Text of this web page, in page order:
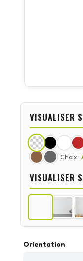
Orientation
VISUALISER
Choix :
VISUALISER